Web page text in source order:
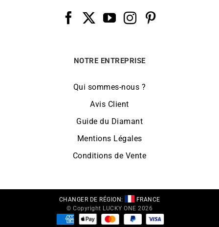
NOTRE ENTREPRISE
Qui sommes-nous ?
Avis Client
Guide du Diamant
Mentions Légales
Conditions de Vente
CHANGER DE RÉGION:
FRANCE
© Copyright LUCKY ONE 2026